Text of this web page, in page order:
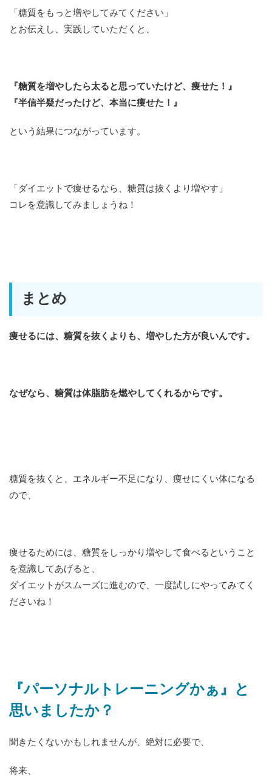
「糖質をもっと増やしてみてください」
とお伝えし、実践していただくと、
『糖質を増やしたら太ると思っていたけど、痩せた！』
『半信半疑だったけど、本当に痩せた！』
という結果につながっています。
「ダイエットで痩せるなら、糖質は抜くより増やす」
コレを意識してみましょうね！
まとめ
痩せるには、糖質を抜くよりも、増やした方が良いんです。
なぜなら、糖質は体脂肪を燃やしてくれるからです。
糖質を抜くと、エネルギー不足になり、痩せにくい体になる
ので、
痩せるためには、糖質をしっかり増やして食べるということ
を意識してあげると、
ダイエットがスムーズに進むので、一度試しにやってみてく
ださいね！
『パーソナルトレーニングかぁ』と
思いましたか？
聞きたくないかもしれませんが、絶対に必要で、
将来、